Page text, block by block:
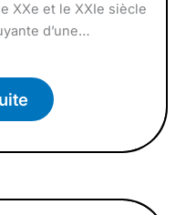
XXe et le XXIe siècle
d’une…